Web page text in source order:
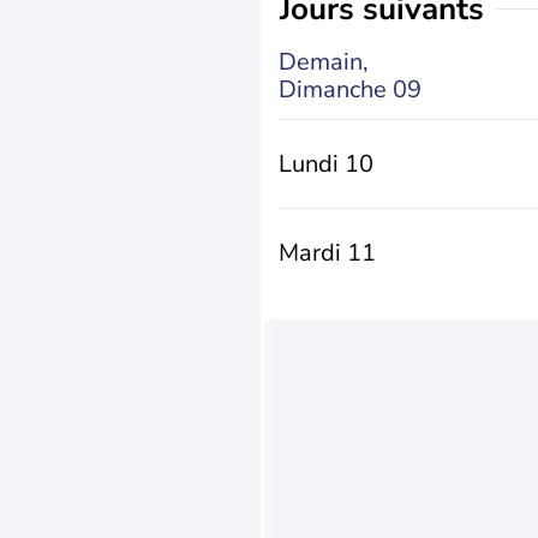
jours suivants
Demain,
Dimanche 09
Lundi 10
Mardi 11